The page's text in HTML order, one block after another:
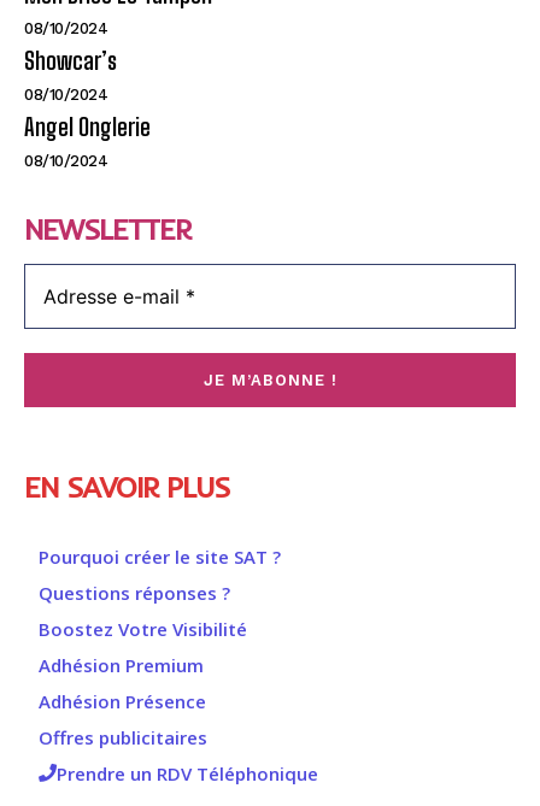
08/10/2024
Showcar’s
08/10/2024
Angel Onglerie
08/10/2024
NEWSLETTER
EN SAVOIR PLUS
Pourquoi créer le site SAT ?
Questions réponses ?
Boostez Votre Visibilité
Adhésion Premium
Adhésion Présence
Offres publicitaires
Prendre un RDV Téléphonique